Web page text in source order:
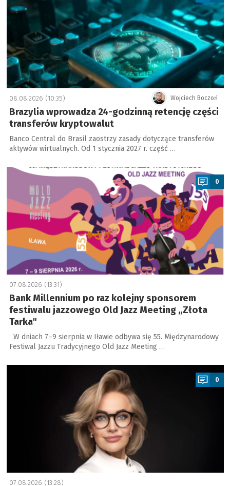
Wojciech Boczoń
08.08.2026 (10:35)
Brazylia wprowadza 24-godzinną retencję części
transferów kryptowalut
Banco Central do Brasil zaostrzy zasady dotyczące transferów
aktywów wirtualnych. Od 1 stycznia 2027 r. część …
a
0
07.08.2026 (13:31)
Bank Millennium po raz kolejny sponsorem
festiwalu jazzowego Old Jazz Meeting „Złota
Tarka"
W dniach 7–9 sierpnia w Iławie odbywa się 55. Międzynarodowy
Festiwal Jazzu Tradycyjnego Old Jazz Meeting …
a
0
07.08.2026 (13:28)